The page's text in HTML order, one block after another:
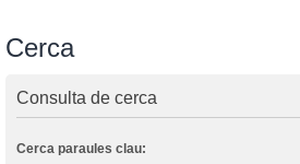
Cerca
Consulta de cerca
Cerca paraules clau: